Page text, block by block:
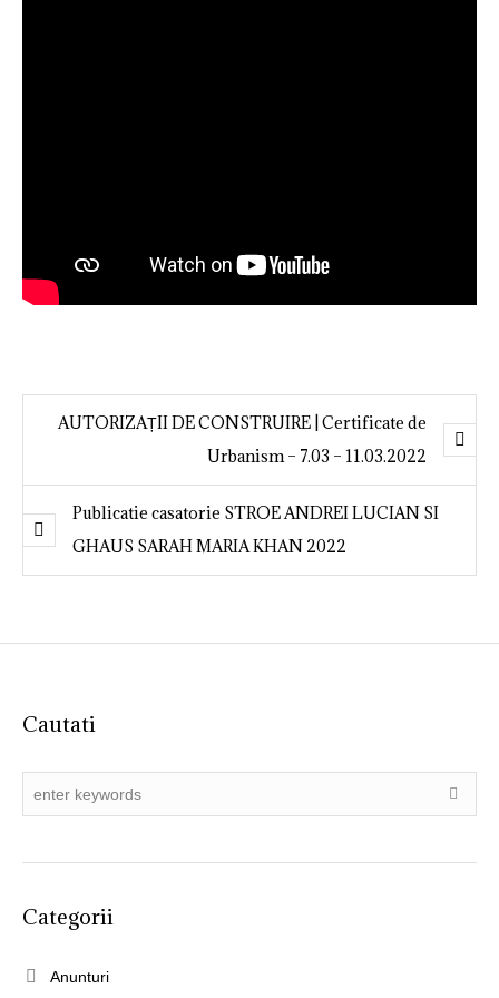
AUTORIZAȚII DE CONSTRUIRE | Certificate de
Urbanism – 7.03 – 11.03.2022
Publicatie casatorie STROE ANDREI LUCIAN SI
GHAUS SARAH MARIA KHAN 2022
Cautati
Categorii
Anunturi